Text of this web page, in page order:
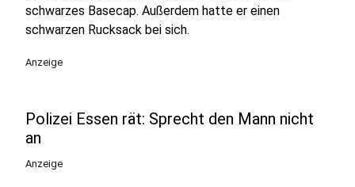
schwarzes Basecap. Außerdem hatte er einen
schwarzen Rucksack bei sich.
Anzeige
Polizei Essen rät: Sprecht den Mann nicht
an
Anzeige